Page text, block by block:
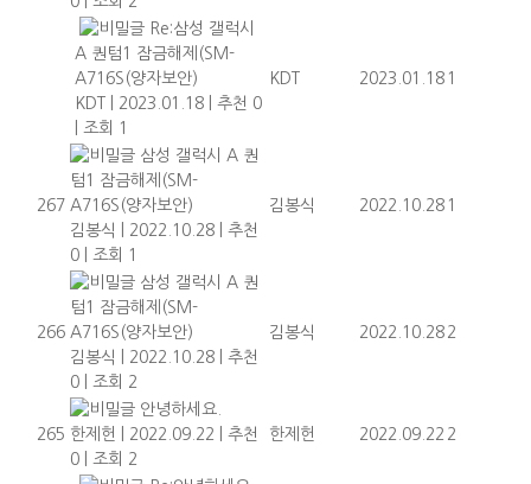
Re:삼성 갤럭시
A 퀀텀1 잠금해제(SM-
A716S(양자보안)
KDT
2023.01.18
추천 0
조회 1
KDT 2023.01.18 1
267
삼성 갤럭시 A 퀀
텀1 잠금해제(SM-
A716S(양자보안)
김봉식
2022.10.28
추천
0
조회 1
김봉식 2022.10.28 1
266
삼성 갤럭시 A 퀀
텀1 잠금해제(SM-
A716S(양자보안)
김봉식
2022.10.28
추천
0
조회 2
김봉식 2022.10.28 2
265
안녕하세요.
한제헌
2022.09.22
추천
0
조회 2
한제헌 2022.09.22 2